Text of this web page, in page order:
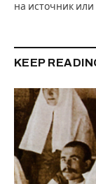
на источник
KEEP